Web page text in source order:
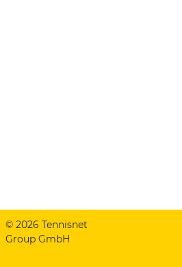
© 2026 Tennisnet
Group GmbH